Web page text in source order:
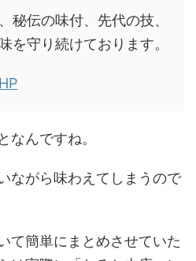
秘伝の味付、先代の技、
を守り続けております。
なんですね。
ながら味わえてしまうので
て簡単にまとめさせていた